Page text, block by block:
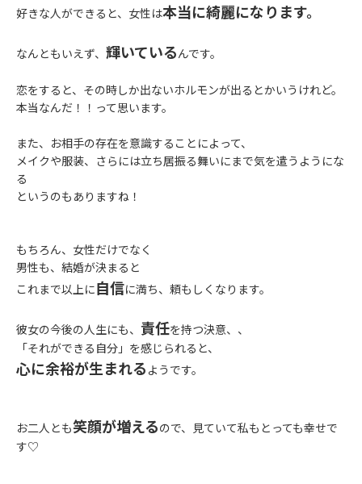
好きな人ができると、女性は本当に綺麗になります。
なんともいえず、 輝いているんです。
恋をすると、その時しか出ないホルモンが出るとかいうけれど。
本当なんだ！！って思います。
また、お相手の存在を意識することによって、
メイクや服装、さらには立ち居振る舞いにまで気を遣うようにな
る
というのもありますね！
もちろん、女性だけでなく
男性も、結婚が決まると
これまで以上に自信に満ち、頼もしくなります。
彼女の今後の人生にも、 責任を持つ決意、、
「それができる自分」を感じられると、
心に余裕が生まれる ようです。
お二人とも笑顔が増えるので、見ていて私もとっても幸せで
す♡